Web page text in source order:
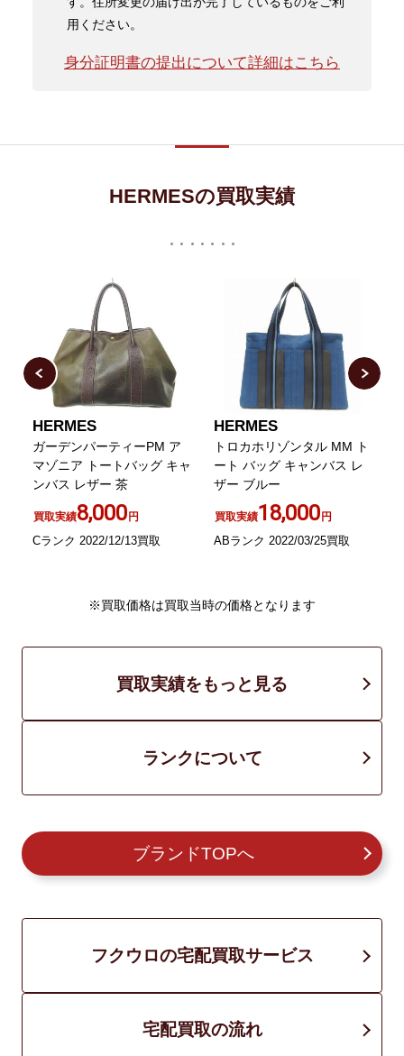
用ください。
身分証明書の提出について詳細はこちら
HERMESの買取実績
HERMES
ガーデンパーティーPM ア
マゾニア トートバッグ キャ
ンバス レザー 茶
買取実績8,000円
Cランク 2022/12/13買取
HERMES
トロカホリゾンタル MM ト
ート バッグ キャンバス レ
ザー ブルー
買取実績18,000円
ABランク 2022/03/25買取
※買取価格は買取当時の価格となります
買取実績をもっと見る
ランクについて
ブランドTOPへ
フクウロの宅配買取サービス
宅配買取の流れ